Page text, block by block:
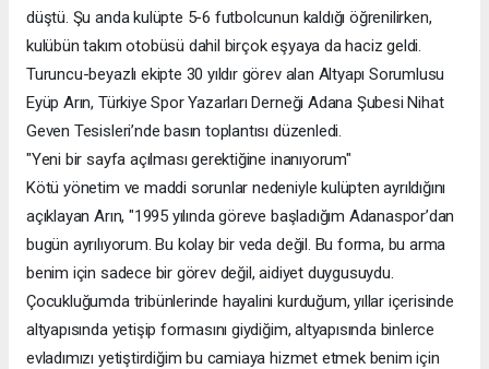
düştü. Şu anda kulüpte 5-6 futbolcunun kaldığı öğrenilirken,
kulübün takım otobüsü dahil birçok eşyaya da haciz geldi.
Turuncu-beyazlı ekipte 30 yıldır görev alan Altyapı Sorumlusu
Eyüp Arın, Türkiye Spor Yazarları Derneği Adana Şubesi Nihat
Geven Tesisleri’nde basın toplantısı düzenledi.
"Yeni bir sayfa açılması gerektiğine inanıyorum"
Kötü yönetim ve maddi sorunlar nedeniyle kulüpten ayrıldığını
açıklayan Arın, "1995 yılında göreve başladığım Adanaspor’dan
bugün ayrılıyorum. Bu kolay bir veda değil. Bu forma, bu arma
benim için sadece bir görev değil, aidiyet duygusuydu.
Çocukluğumda tribünlerinde hayalini kurduğum, yıllar içerisinde
altyapısında yetişip formasını giydiğim, altyapısında binlerce
evladımızı yetiştirdiğim bu camiaya hizmet etmek benim için